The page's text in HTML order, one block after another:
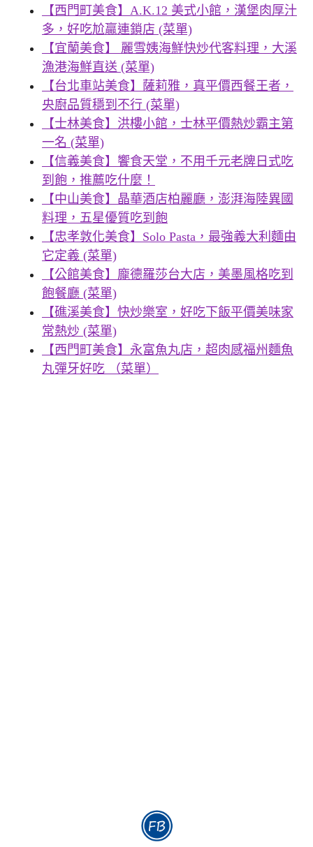
【西門町美食】A.K.12 美式小館，漢堡肉厚汁
多，好吃尬贏連鎖店 (菜單)
【宜蘭美食】 麗雪姨海鮮快炒代客料理，大溪
漁港海鮮直送 (菜單)
【台北車站美食】薩莉雅，真平價西餐王者，
央廚品質穩到不行 (菜單)
【士林美食】洪樓小館，士林平價熱炒霸主第
一名 (菜單)
【信義美食】饗食天堂，不用千元老牌日式吃
到飽，推薦吃什麼！
【中山美食】晶華酒店柏麗廳，澎湃海陸異國
料理，五星優質吃到飽
【忠孝敦化美食】Solo Pasta，最強義大利麵由
它定義 (菜單)
【公館美食】龐德羅莎台大店，美墨風格吃到
飽餐廳 (菜單)
【礁溪美食】快炒樂室，好吃下飯平價美味家
常熱炒 (菜單)
【西門町美食】永富魚丸店，超肉感福州麵魚
丸彈牙好吃 （菜單）